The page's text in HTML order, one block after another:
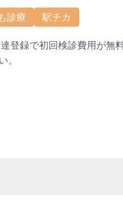
診療 駅チカ
登録で初回検診費用が無
。